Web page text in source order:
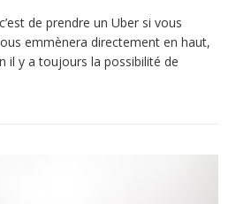
de prendre un Uber si vous
emmènera directement en haut,
il y a toujours la possibilité de